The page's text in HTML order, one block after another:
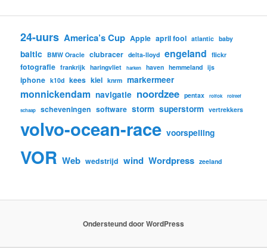
24-uurs America’s Cup Apple april fool atlantic baby
baltic BMW Oracle clubracer delta-lloyd engeland flickr
fotografie frankrijk haringvliet harken haven hemmeland ijs
iphone k10d kees kiel knrm markermeer
monnickendam navigatie noordzee pentax rolfok rolreef
schaap scheveningen software storm superstorm vertrekkers
volvo-ocean-race voorspelling
VOR Web wedstrijd wind Wordpress zeeland
Ondersteund door WordPress